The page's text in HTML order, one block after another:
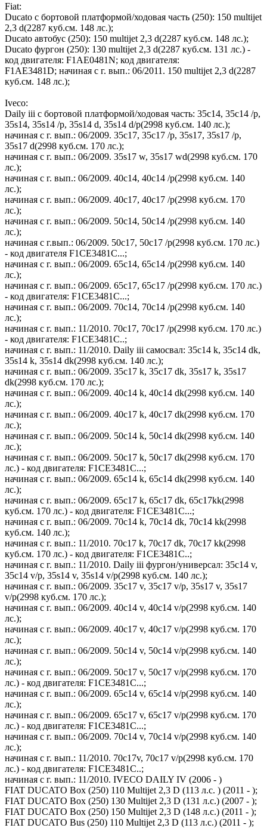
Fiat:
Ducato c бортовой платформой/ходовая часть (250): 150 multijet
2,3 d(2287 куб.см. 148 лс.);
Ducato автобус (250): 150 multijet 2,3 d(2287 куб.см. 148 лс.);
Ducato фургон (250): 130 multijet 2,3 d(2287 куб.см. 131 лс.) -
код двигателя: F1AE0481N; код двигателя:
F1AE3481D; начиная с г. вып.: 06/2011. 150 multijet 2,3 d(2287
куб.см. 148 лс.);
Iveco:
Daily iii c бортовой платформой/ходовая часть: 35c14, 35c14 /p,
35s14, 35s14 /p, 35s14 d, 35s14 d/p(2998 куб.см. 140 лс.);
начиная с г. вып.: 06/2009. 35c17, 35c17 /p, 35s17, 35s17 /p,
35s17 d(2998 куб.см. 170 лс.);
начиная с г. вып.: 06/2009. 35s17 w, 35s17 wd(2998 куб.см. 170
лс.);
начиная с г. вып.: 06/2009. 40c14, 40c14 /p(2998 куб.см. 140
лс.);
начиная с г. вып.: 06/2009. 40c17, 40c17 /p(2998 куб.см. 170
лс.);
начиная с г. вып.: 06/2009. 50c14, 50c14 /p(2998 куб.см. 140
лс.);
начиная с г.вып.: 06/2009. 50c17, 50c17 /p(2998 куб.см. 170 лс.)
- код двигателя F1CE3481C...;
начиная с г. вып.: 06/2009. 65c14, 65c14 /p(2998 куб.см. 140
лс.);
начиная с г. вып.: 06/2009. 65c17, 65c17 /p(2998 куб.см. 170 лс.)
- код двигателя: F1CE3481C...;
начиная с г. вып.: 06/2009. 70c14, 70c14 /p(2998 куб.см. 140
лс.);
начиная с г. вып.: 11/2010. 70c17, 70c17 /p(2998 куб.см. 170 лс.)
- код двигателя: F1CE3481C..;
начиная с г. вып.: 11/2010. Daily iii самосвал: 35c14 k, 35c14 dk,
35s14 k, 35s14 dk(2998 куб.см. 140 лс.);
начиная с г. вып.: 06/2009. 35c17 k, 35c17 dk, 35s17 k, 35s17
dk(2998 куб.см. 170 лс.);
начиная с г. вып.: 06/2009. 40c14 k, 40c14 dk(2998 куб.см. 140
лс.);
начиная с г. вып.: 06/2009. 40c17 k, 40c17 dk(2998 куб.см. 170
лс.);
начиная с г. вып.: 06/2009. 50c14 k, 50c14 dk(2998 куб.см. 140
лс.);
начиная с г. вып.: 06/2009. 50c17 k, 50c17 dk(2998 куб.см. 170
лс.) - код двигателя: F1CE3481C...;
начиная с г. вып.: 06/2009. 65c14 k, 65c14 dk(2998 куб.см. 140
лс.);
начиная с г. вып.: 06/2009. 65c17 k, 65c17 dk, 65c17kk(2998
куб.см. 170 лс.) - код двигателя: F1CE3481C...;
начиная с г. вып.: 06/2009. 70c14 k, 70c14 dk, 70c14 kk(2998
куб.см. 140 лс.);
начиная с г. вып.: 11/2010. 70c17 k, 70c17 dk, 70c17 kk(2998
куб.см. 170 лс.) - код двигателя: F1CE3481C..;
начиная с г. вып.: 11/2010. Daily iii фургон/универсал: 35c14 v,
35c14 v/p, 35s14 v, 35s14 v/p(2998 куб.см. 140 лс.);
начиная с г. вып.: 06/2009. 35c17 v, 35c17 v/p, 35s17 v, 35s17
v/p(2998 куб.см. 170 лс.);
начиная с г. вып.: 06/2009. 40c14 v, 40c14 v/p(2998 куб.см. 140
лс.);
начиная с г. вып.: 06/2009. 40c17 v, 40c17 v/p(2998 куб.см. 170
лс.);
начиная с г. вып.: 06/2009. 50c14 v, 50c14 v/p(2998 куб.см. 140
лс.);
начиная с г. вып.: 06/2009. 50c17 v, 50c17 v/p(2998 куб.см. 170
лс.) - код двигателя: F1CE3481C...;
начиная с г. вып.: 06/2009. 65c14 v, 65c14 v/p(2998 куб.см. 140
лс.);
начиная с г. вып.: 06/2009. 65c17 v, 65c17 v/p(2998 куб.см. 170
лс.) - код двигателя: F1CE3481C...;
начиная с г. вып.: 06/2009. 70c14 v, 70c14 v/p(2998 куб.см. 140
лс.);
начиная с г. вып.: 11/2010. 70c17v, 70c17 v/p(2998 куб.см. 170
лс.) - код двигателя: F1CE3481C..;
начиная с г. вып.: 11/2010. IVECO DAILY IV (2006 - )
FIAT DUCATO Box (250) 110 Multijet 2,3 D (113 л.с. ) (2011 - );
FIAT DUCATO Box (250) 130 Multijet 2,3 D (131 л.с.) (2007 - );
FIAT DUCATO Box (250) 150 Multijet 2,3 D (148 л.с.) (2011 - );
FIAT DUCATO Bus (250) 110 Multijet 2,3 D (113 л.с.) (2011 - );